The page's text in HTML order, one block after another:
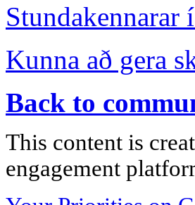
Stundakennarar
Kunna að gera
Back to
This content is
engagement